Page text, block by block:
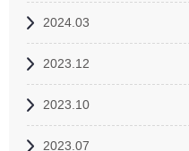
2024.03
2023.12
2023.10
2023.07